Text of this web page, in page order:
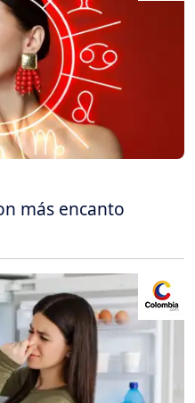
más encanto